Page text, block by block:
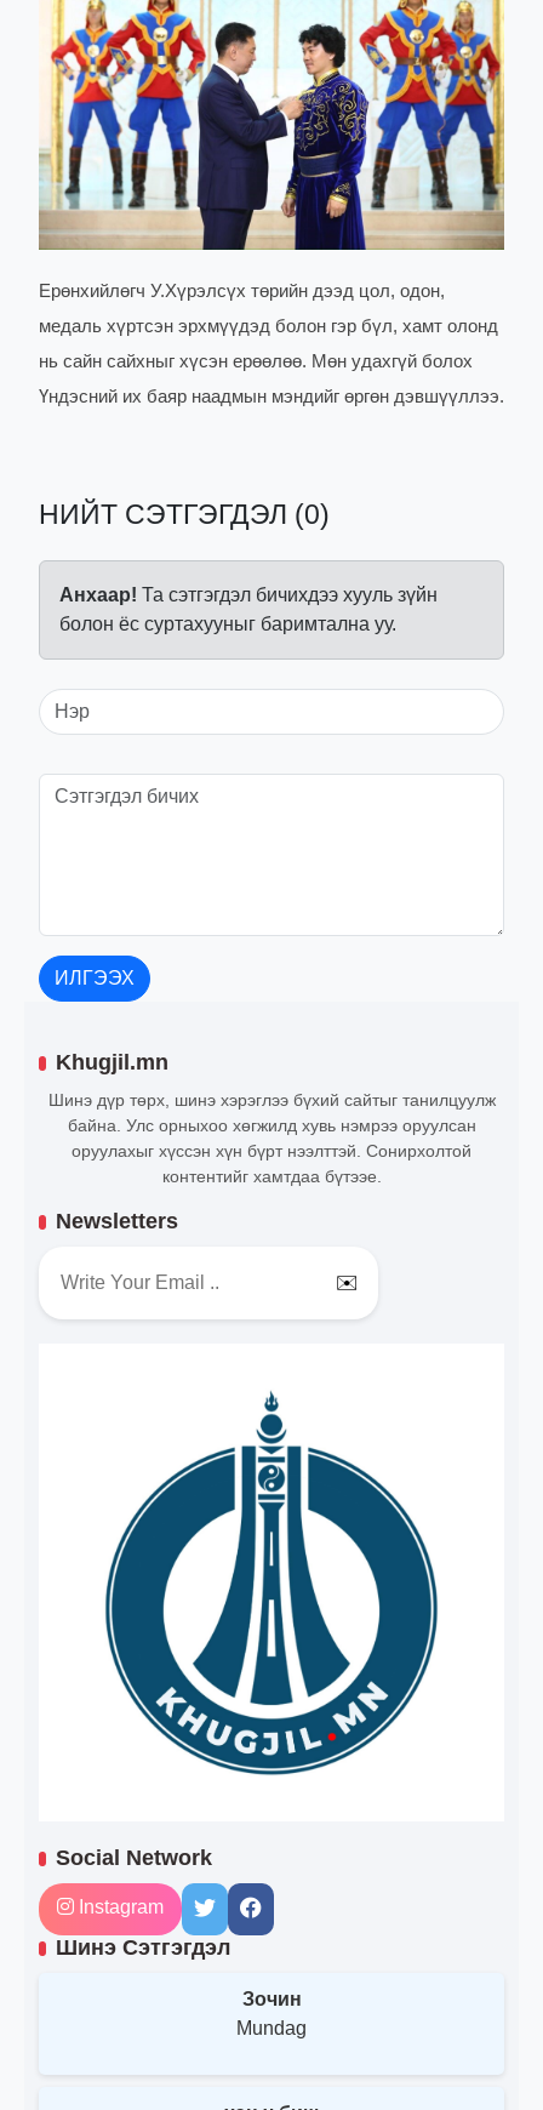
Ерөнхийлөгч У.Хүрэлсүх төрийн дээд цол, одон,
медаль хүртсэн эрхмүүдэд болон гэр бүл, хамт олонд
нь сайн сайхныг хүсэн ерөөлөө. Мөн удахгүй болох
Үндэсний их баяр наадмын мэндийг өргөн дэвшүүллээ.
НИЙТ СЭТГЭГДЭЛ (0)
Анхаар! Та сэтгэгдэл бичихдээ хууль зүйн
болон ёс суртахууныг баримтална уу.
ИЛГЭЭХ
Khugjil.mn
Шинэ дүр төрх, шинэ хэрэглээ бүхий сайтыг танилцуулж
байна. Улс орныхоо хөгжилд хувь нэмрээ оруулсан
оруулахыг хүссэн хүн бүрт нээлттэй. Сонирхолтой
контентийг хамтдаа бүтээе.
Newsletters
✉️
Social Network
Instagram
Шинэ Сэтгэгдэл
Зочин
Mundag